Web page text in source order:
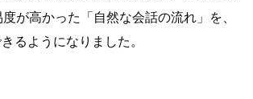
が高かった「自然な会話の流れ」を、
るようになりました。